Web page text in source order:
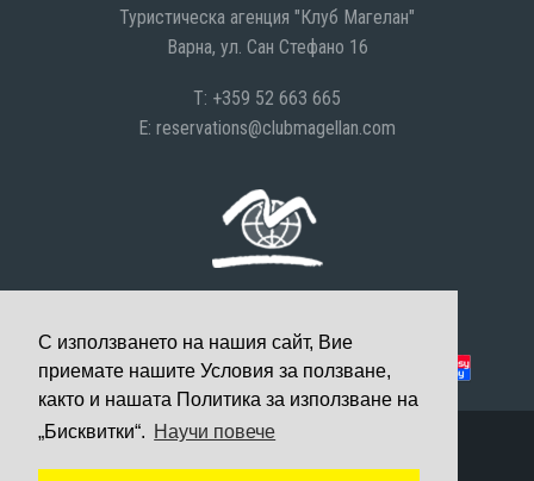
С използването на нашия сайт, Вие
приемате нашите Условия за ползване,
както и нашата Политика за използване на
„Бисквитки“. Научи повече
Туристическа агенция "Клуб Магелан"
Варна, ул. Сан Стефано 16
T: +359 52 663 665
E: reservations@clubmagellan.com
Можете да платите с:
© 2008-2026 Клуб Магелан, Всички права запазени